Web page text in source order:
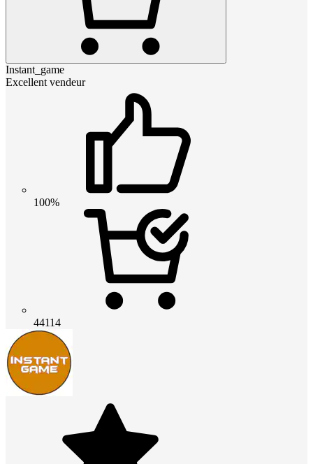
Instant_game
Excellent vendeur
100%
44114